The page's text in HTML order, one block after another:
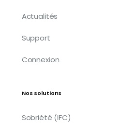
Actualités
Support
Connexion
Nos solutions
Sobriété (IFC)